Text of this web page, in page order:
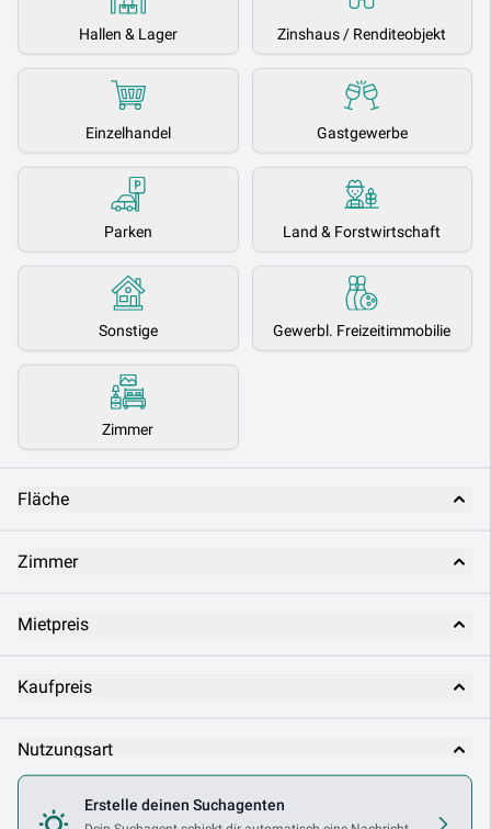
Hallen & Lager Zinshaus / Renditeobjekt
Einzelhandel Gastgewerbe
Parken Land & Forstwirtschaft
Sonstige Gewerbl. Freizeitimmobilie
Zimmer
Fläche
Zimmer
Mietpreis
Kaufpreis
Nutzungsart
Makler Erstelle deinen Suchagenten